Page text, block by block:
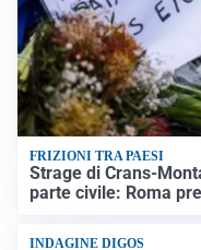
FRIZIONI TRA PAESI
Strage di Crans-
parte civile: Roma
INDAGINE DIGOS